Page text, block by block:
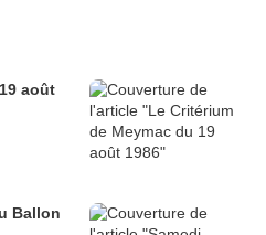
août
Ballon